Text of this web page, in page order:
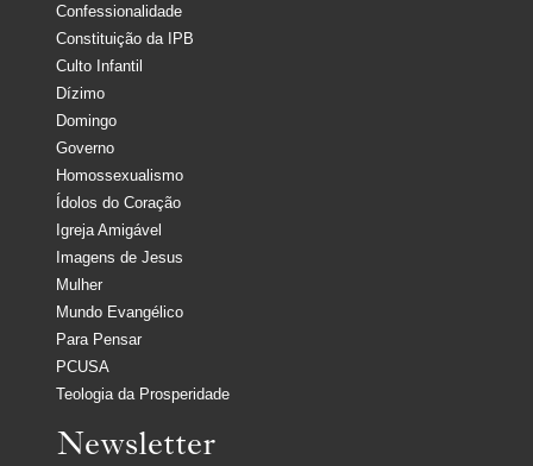
Confessionalidade
Constituição da IPB
Culto Infantil
Dízimo
Domingo
Governo
Homossexualismo
Ídolos do Coração
Igreja Amigável
Imagens de Jesus
Mulher
Mundo Evangélico
Para Pensar
PCUSA
Teologia da Prosperidade
Newsletter